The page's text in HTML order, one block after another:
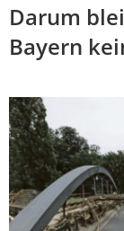
Darum
Bayern